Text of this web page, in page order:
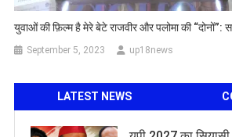
युवाओं की फ़िल्म है मेरे बेटे राजवीर और पलोमा की “दोनों”:
September 5, 2023 up18news
LATEST NEWS